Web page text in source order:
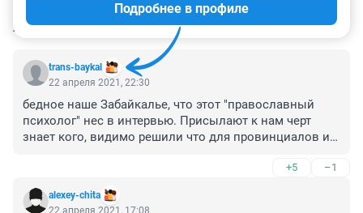
КОММЕНТАРИИ 10
trans-baykal
Подробнее в профиле
22 апреля 2021, 22:30
бедное наше Забайкалье, что этот "православный
психолог" нес в интервью. Присылают к нам черт
знает кого, видимо решили что для провинциалов и
+5 –1
alexey-chita
22 апреля 2021, 17:08